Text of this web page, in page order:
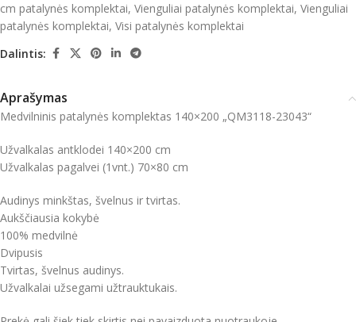
cm patalynės komplektai, Vienguliai patalynės komplektai, Vienguliai
patalynės komplektai, Visi patalynės komplektai
Dalintis:
Aprašymas
Medvilninis patalynės komplektas 140×200 „QM3118-23043“
Užvalkalas antklodei 140×200 cm
Užvalkalas pagalvei (1vnt.) 70×80 cm
Audinys minkštas, švelnus ir tvirtas.
Aukščiausia kokybė
100% medvilnė
Dvipusis
Tvirtas, švelnus audinys.
Užvalkalai užsegami užtrauktukais.